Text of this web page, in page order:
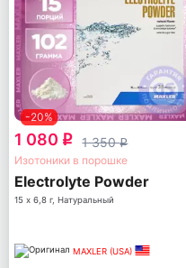
-20%
1 080 q 1 350q
Изотоники в порошке
Electrolyte Powder
15 х 6,8 г, Натуральный
MAXLER (USA)